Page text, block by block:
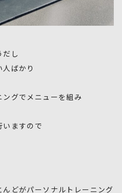
し
ばかり
グでメニューを組み
ますので
どがパーソナルトレーニング